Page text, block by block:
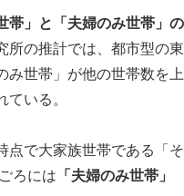
帯」と「夫婦のみ世帯」の
所の推計では、都市型の東
み世帯」が他の世帯数を上
いる。
点で大家族世帯である「そ
ろには 「夫婦のみ世帯」